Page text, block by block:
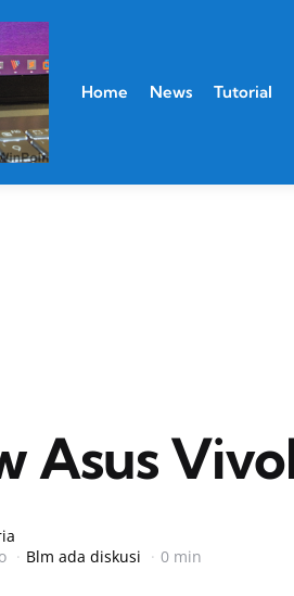
Home News Tutorial
Asus
Blm ada diskusi 0 min